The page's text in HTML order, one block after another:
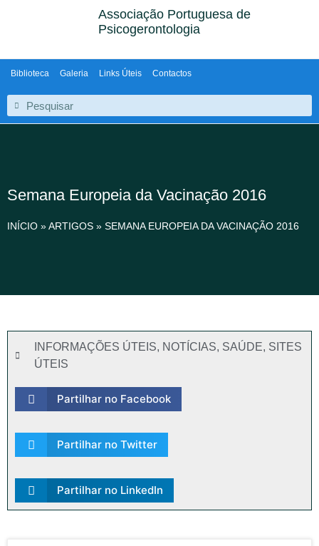
Associação Portuguesa de
Psicogerontologia
Biblioteca Galeria Links Úteis Contactos
Semana Europeia da Vacinação 2016
INÍCIO »ARTIGOS » SEMANA EUROPEIA DA VACINAÇÃO 2016
INFORMAÇÕES ÚTEIS, NOTÍCIAS, SAÚDE, SITES
ÚTEIS
Partilhar no Facebook
Partilhar no Twitter
Partilhar no LinkedIn